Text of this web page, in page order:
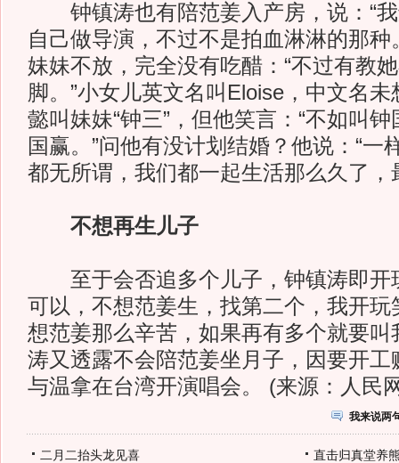
钟镇涛也有陪范姜入产房，说：“我
自己做导演，不过不是拍血淋淋的那种
妹妹不放，完全没有吃醋：“不过有教
脚。”小女儿英文名叫Eloise，中文名
懿叫妹妹“钟三”，但他笑言：“不如叫
国赢。”问他有没计划结婚？他说：“一
都无所谓，我们都一起生活那么久了，
不想再生儿子
至于会否追多个儿子，钟镇涛即开
可以，不想范姜生，找第二个，我开玩
想范姜那么辛苦，如果再有多个就要叫
涛又透露不会陪范姜坐月子，因要开工
与温拿在台湾开演唱会。 (来源：人民
我来说两
二月二抬头龙见喜 直击归真堂养